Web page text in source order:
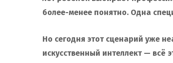
более-менее понятно. Одна
Но сегодня этот сценарий уже
искусственный интеллект — всё